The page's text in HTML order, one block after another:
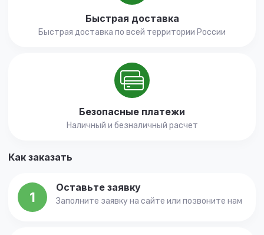
Быстрая доставка
Быстрая доставка по всей территории России
Безопасные платежи
Наличный и безналичный расчет
Как заказать
1
Оставьте заявку
Заполните заявку на сайте или позвоните нам